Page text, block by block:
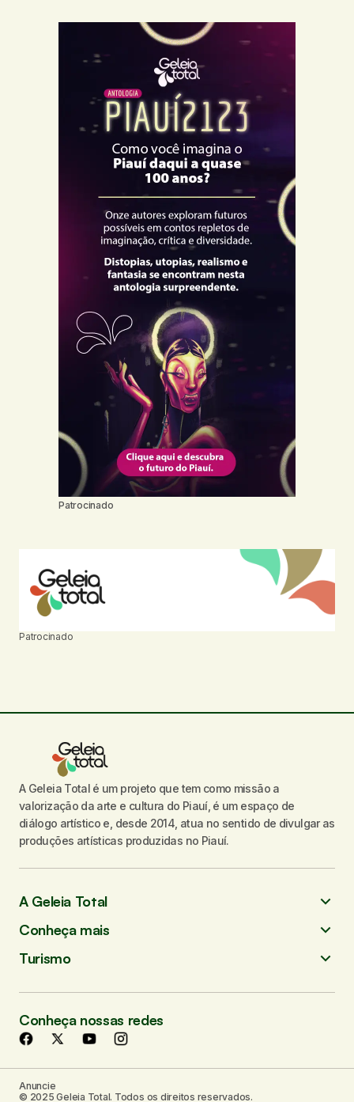
Patrocinado
Patrocinado
A Geleia Total é um projeto que tem como missão a
valorização da arte e cultura do Piauí, é um espaço de
diálogo artístico e, desde 2014, atua no sentido de divulgar as
produções artísticas produzidas no Piauí.
A Geleia Total
Conheça mais
Turismo
Conheça nossas redes
Anuncie
© 2025 Geleia Total. Todos os direitos reservados.